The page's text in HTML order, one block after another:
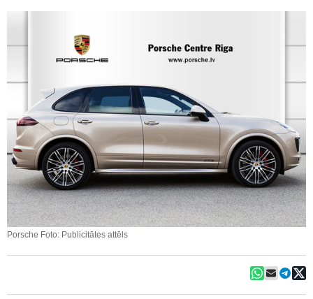
Porsche Foto: Publicitātes attēls